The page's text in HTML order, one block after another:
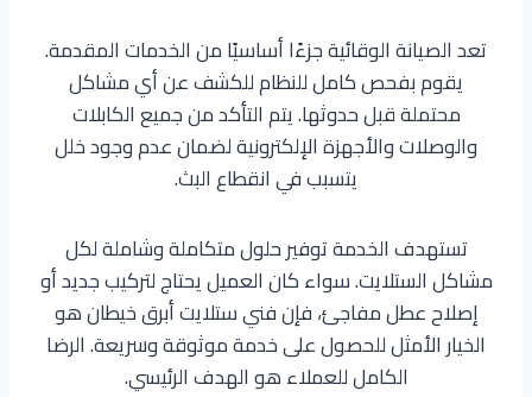
تعد الصيانة الوقائية جزءًا أساسيًا من الخدمات المقدمة.
يقوم بفحص كامل للنظام للكشف عن أي مشاكل
محتملة قبل حدوثها. يتم التأكد من جميع الكابلات
والوصلات والأجهزة الإلكترونية لضمان عدم وجود خلل
يتسبب في انقطاع البث.
تستهدف الخدمة توفير حلول متكاملة وشاملة لكل
مشاكل الستلايت. سواء كان العميل يحتاج لتركيب جديد أو
إصلاح عطل مفاجئ، فإن فني ستلايت أبرق خيطان هو
الخيار الأمثل للحصول على خدمة موثوقة وسريعة. الرضا
الكامل للعملاء هو الهدف الرئيسي.